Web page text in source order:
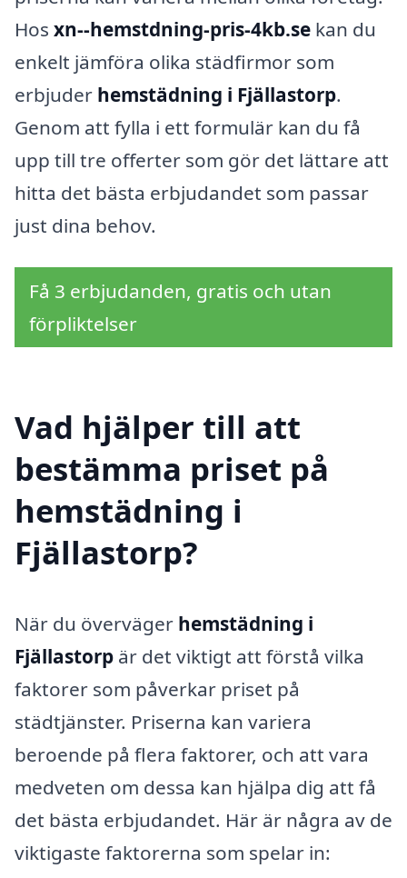
Hos xn--hemstdning-pris-4kb.se kan du
enkelt jämföra olika städfirmor som
erbjuder hemstädning i Fjällastorp.
Genom att fylla i ett formulär kan du få
upp till tre offerter som gör det lättare att
hitta det bästa erbjudandet som passar
just dina behov.
Få 3 erbjudanden, gratis och utan
förpliktelser
Vad hjälper till att
bestämma priset på
hemstädning i
Fjällastorp?
När du överväger hemstädning i
Fjällastorp är det viktigt att förstå vilka
faktorer som påverkar priset på
städtjänster. Priserna kan variera
beroende på flera faktorer, och att vara
medveten om dessa kan hjälpa dig att få
det bästa erbjudandet. Här är några av de
viktigaste faktorerna som spelar in: